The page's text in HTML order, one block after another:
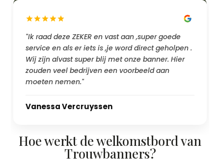
"Ik raad deze ZEKER en vast aan ,super goede
service en als er iets is ,je word direct geholpen .
Wij zijn alvast super blij met onze banner. Hier
zouden veel bedrijven een voorbeeld aan
moeten nemen."
Vanessa Vercruyssen
Hoe werkt de welkomstbord van
Trouwbanners?